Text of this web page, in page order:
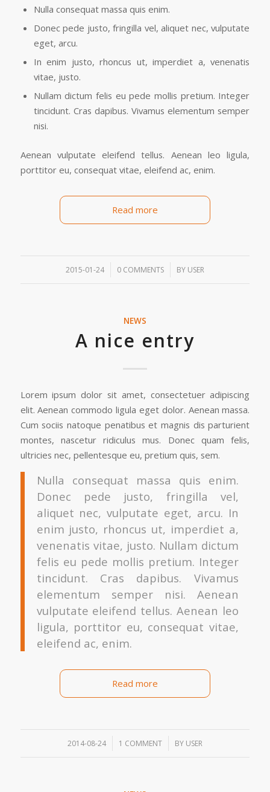
Nulla consequat massa quis enim.
Donec pede justo, fringilla vel, aliquet nec, vulputate
eget, arcu.
In enim justo, rhoncus ut, imperdiet a, venenatis
vitae, justo.
Nullam dictum felis eu pede mollis pretium. Integer
tincidunt. Cras dapibus. Vivamus elementum semper
nisi.
Aenean vulputate eleifend tellus. Aenean leo ligula,
porttitor eu, consequat vitae, eleifend ac, enim.
Read more
2015-01-24
/ 0 COMMENTS
/ BY USER
NEWS
A nice entry
Lorem ipsum dolor sit amet, consectetuer adipiscing
elit. Aenean commodo ligula eget dolor. Aenean massa.
Cum sociis natoque penatibus et magnis dis parturient
montes, nascetur ridiculus mus. Donec quam felis,
ultricies nec, pellentesque eu, pretium quis, sem.
Nulla consequat massa quis enim.
Donec pede justo, fringilla vel,
aliquet nec, vulputate eget, arcu. In
enim justo, rhoncus ut, imperdiet a,
venenatis vitae, justo. Nullam dictum
felis eu pede mollis pretium. Integer
tincidunt. Cras dapibus. Vivamus
elementum semper nisi. Aenean
vulputate eleifend tellus. Aenean leo
ligula, porttitor eu, consequat vitae,
eleifend ac, enim.
Read more
2014-08-24
/ 1 COMMENT
/ BY USER